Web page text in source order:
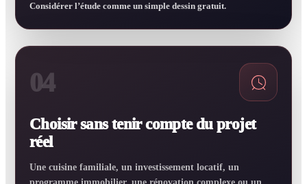
Considérer l’étude comme un simple dessin gratuit.
04
Choisir sans tenir compte du projet
réel
Une cuisine familiale, un investissement locatif, un